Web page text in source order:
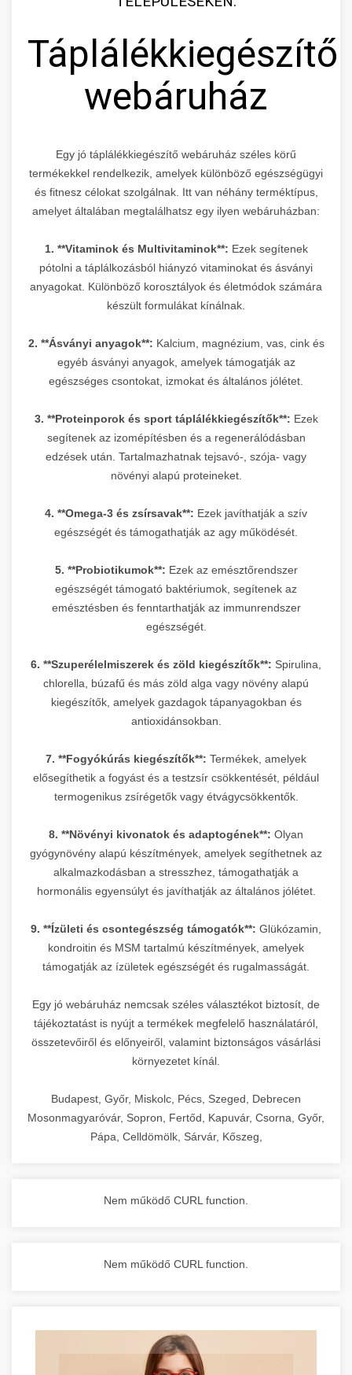
Táplálékkiegészítő
webáruház
Egy jó táplálékkiegészítő webáruház széles körű
termékekkel rendelkezik, amelyek különböző egészségügyi
és fitnesz célokat szolgálnak. Itt van néhány terméktípus,
amelyet általában megtalálhatsz egy ilyen webáruházban:
1. **Vitaminok és Multivitaminok**: Ezek segítenek
pótolni a táplálkozásból hiányzó vitaminokat és ásványi
anyagokat. Különböző korosztályok és életmódok számára
készült formulákat kínálnak.
2. **Ásványi anyagok**: Kalcium, magnézium, vas, cink és
egyéb ásványi anyagok, amelyek támogatják az
egészséges csontokat, izmokat és általános jólétet.
3. **Proteinporok és sport táplálékkiegészítők**: Ezek
segítenek az izomépítésben és a regenerálódásban
edzések után. Tartalmazhatnak tejsavó-, szója- vagy
növényi alapú proteineket.
4. **Omega-3 és zsírsavak**: Ezek javíthatják a szív
egészségét és támogathatják az agy működését.
5. **Probiotikumok**: Ezek az emésztőrendszer
egészségét támogató baktériumok, segítenek az
emésztésben és fenntarthatják az immunrendszer
egészségét.
6. **Szuperélelmiszerek és zöld kiegészítők**: Spirulina,
chlorella, búzafű és más zöld alga vagy növény alapú
kiegészítők, amelyek gazdagok tápanyagokban és
antioxidánsokban.
7. **Fogyókúrás kiegészítők**: Termékek, amelyek
elősegíthetik a fogyást és a testzsír csökkentését, például
termogenikus zsírégetők vagy étvágycsökkentők.
8. **Növényi kivonatok és adaptogének**: Olyan
gyógynövény alapú készítmények, amelyek segíthetnek az
alkalmazkodásban a stresszhez, támogathatják a
hormonális egyensúlyt és javíthatják az általános jólétet.
9. **Ízületi és csontegészség támogatók**: Glükózamin,
kondroitin és MSM tartalmú készítmények, amelyek
támogatják az ízületek egészségét és rugalmasságát.
Egy jó webáruház nemcsak széles választékot biztosít, de
tájékoztatást is nyújt a termékek megfelelő használatáról,
összetevőiről és előnyeiről, valamint biztonságos vásárlási
környezetet kínál.
Budapest, Győr, Miskolc, Pécs, Szeged, Debrecen
Mosonmagyaróvár, Sopron, Fertőd, Kapuvár, Csorna, Győr,
Pápa, Celldömölk, Sárvár, Kőszeg,
Nem működő CURL function.
Nem működő CURL function.